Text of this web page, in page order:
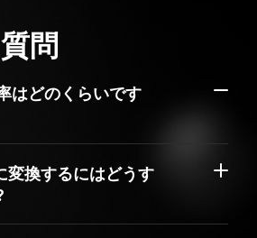
問
はどのくらいです
変換するにはどうす